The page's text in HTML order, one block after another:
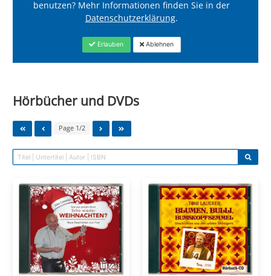
benutzen? Mehr Informationen finden Sie in der
Datenschutzerklärung.
Erlauben Ablehnen
Hörbücher und DVDs
Page 1/2